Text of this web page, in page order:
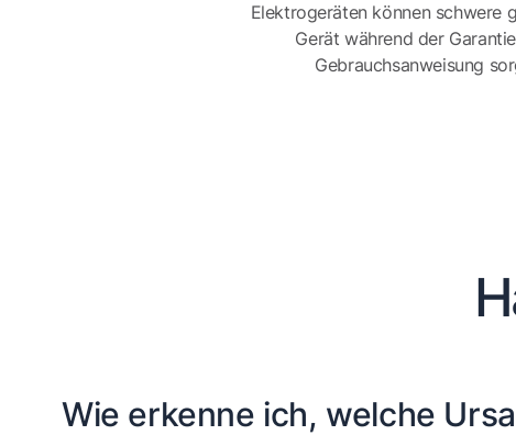
Elektrogeräten können schwere
Gerät während der
Gebrauchsanweisung
Wie erkenne ich, welche